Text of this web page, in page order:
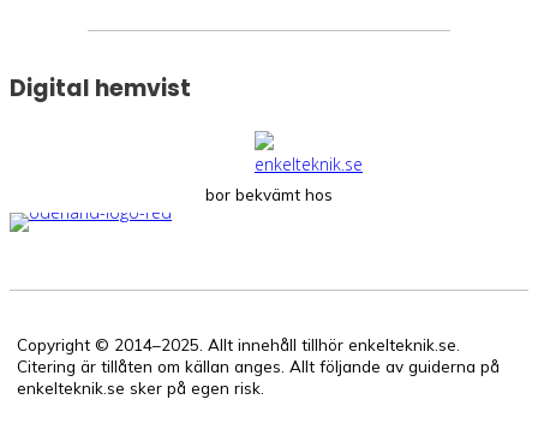
Digital hemvist
bor bekvämt hos
Copyright © 2014–2025. Allt innehåll tillhör enkelteknik.se.
Citering är tillåten om källan anges. Allt följande av guiderna på
enkelteknik.se sker på egen risk.